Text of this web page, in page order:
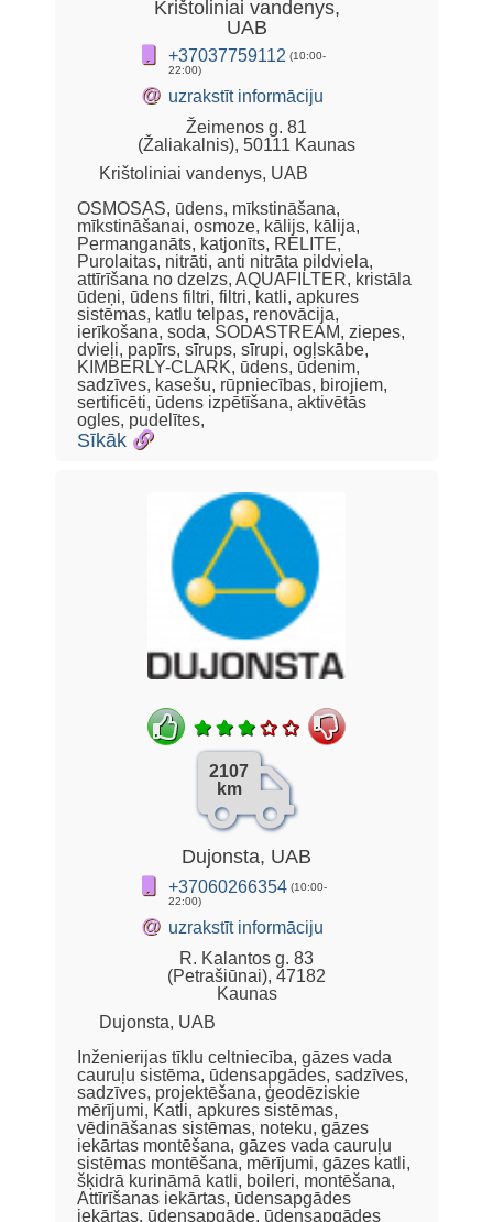
Krištoliniai vandenys,
UAB
+37037759112 (10:00-
22:00)
@ uzrakstīt informāciju
Žeimenos g. 81
(Žaliakalnis), 50111 Kaunas
Krištoliniai vandenys, UAB
OSMOSAS, ūdens, mīkstināšana,
mīkstināšanai, osmoze, kālijs, kālija,
Permanganāts, katjonīts, RELITE,
Purolaitas, nitrāti, anti nitrāta pildviela,
attīrīšana no dzelzs, AQUAFILTER, kristāla
ūdeņi, ūdens filtri, filtri, katli, apkures
sistēmas, katlu telpas, renovācija,
ierīkošana, soda, SODASTREAM, ziepes,
dvieļi, papīrs, sīrups, sīrupi, ogļskābe,
KIMBERLY-CLARK, ūdens, ūdenim,
sadzīves, kasešu, rūpniecības, birojiem,
sertificēti, ūdens izpētīšana, aktivētās
ogles, pudelītes,
Sīkāk
2107
km
Dujonsta, UAB
+37060266354 (10:00-
22:00)
@ uzrakstīt informāciju
R. Kalantos g. 83
(Petrašiūnai), 47182
Kaunas
Dujonsta, UAB
Inženierijas tīklu celtniecība, gāzes vada
cauruļu sistēma, ūdensapgādes, sadzīves,
sadzīves, projektēšana, ģeodēziskie
mērījumi, Katli, apkures sistēmas,
vēdināšanas sistēmas, noteku, gāzes
iekārtas montēšana, gāzes vada cauruļu
sistēmas montēšana, mērījumi, gāzes katli,
šķidrā kurināmā katli, boileri, montēšana,
Attīrīšanas iekārtas, ūdensapgādes
iekārtas, ūdensapgāde, ūdensapgādes